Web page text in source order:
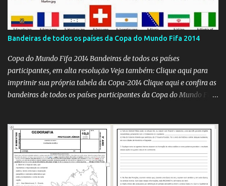
Bandeiras de todos os países da Copa do Mundo Fifa 2014
Copa do Mundo Fifa 2014 Bandeiras de todos os países
participantes, em alta resolução Veja também: Clique aqui para
imprimir sua própria tabela da Copa-2014 Clique aqui e confira as
bandeiras de todos os países participantes da Copa do Mundo Fifa
Com um evento como a Copa do Mundo ocorrendo no Brasil,
independentemente se você seja do time 'Viva Copa' ou do time
'Não vai ter Copa', uma hora ou outra acaba precisando das
bandeiras dos países que participarão do evento (para exaltá-los
ou para estraçalhá-los). Principalmente se você for aluno ou